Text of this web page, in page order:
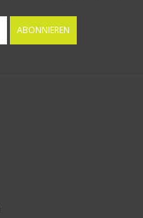
ABONNIEREN